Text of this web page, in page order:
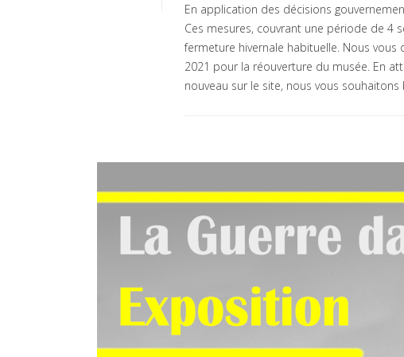
En application des décisions
Ces mesures, couvrant une période de 4
fermeture hivernale habituelle. Nous
2021 pour la réouverture du musée. En
nouveau sur le site, nous vous souhaitons